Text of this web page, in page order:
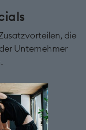
die
Unternehmer